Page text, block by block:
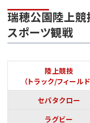
瑞穂公園陸上競
スポーツ観戦
陸上競技
（トラック/フィールド
セパタクロー
ラグビー